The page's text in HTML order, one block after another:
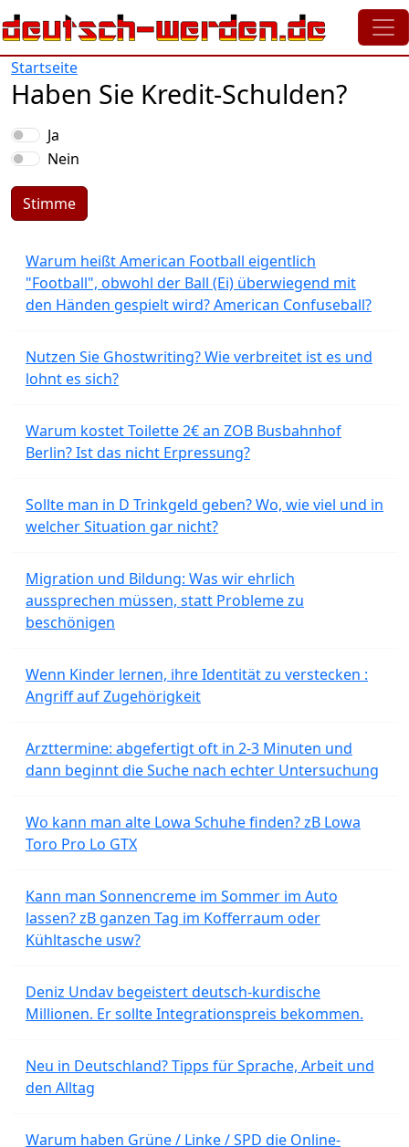
Direkt zum Inhalt
Startseite
Haben Sie Kredit-Schulden?
Auswahlmöglichkeiten
Ja
Nein
Stimme
Warum heißt American Football eigentlich
"Football", obwohl der Ball (Ei) überwiegend mit
den Händen gespielt wird? American Confuseball?
Nutzen Sie Ghostwriting? Wie verbreitet ist es und
lohnt es sich?
Warum kostet Toilette 2€ an ZOB Busbahnhof
Berlin? Ist das nicht Erpressung?
Sollte man in D Trinkgeld geben? Wo, wie viel und in
welcher Situation gar nicht?
Migration und Bildung: Was wir ehrlich
aussprechen müssen, statt Probleme zu
beschönigen
Wenn Kinder lernen, ihre Identität zu verstecken :
Angriff auf Zugehörigkeit
Arzttermine: abgefertigt oft in 2-3 Minuten und
dann beginnt die Suche nach echter Untersuchung
Wo kann man alte Lowa Schuhe finden? zB Lowa
Toro Pro Lo GTX
Kann man Sonnencreme im Sommer im Auto
lassen? zB ganzen Tag im Kofferraum oder
Kühltasche usw?
Deniz Undav begeistert deutsch-kurdische
Millionen. Er sollte Integrationspreis bekommen.
Neu in Deutschland? Tipps für Sprache, Arbeit und
den Alltag
Warum haben Grüne / Linke / SPD die Online-